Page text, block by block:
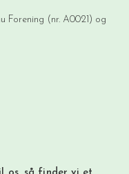
Forening (nr. A0021) og